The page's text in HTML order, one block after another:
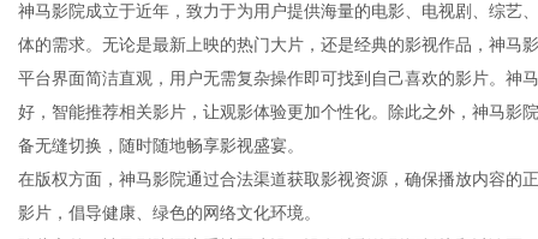
神马影院成立于近年，致力于为用户提供海量的电影、电视剧、综艺
体的需求。无论是最新上映的热门大片，还是经典的影视作品，神马
平台界面简洁直观，用户无需复杂操作即可找到自己喜欢的影片。神
好，智能推荐相关影片，让观影体验更加个性化。除此之外，神马影
备无缝切换，随时随地畅享影视盛宴。
在版权方面，神马影院通过合法渠道获取影视资源，确保播放内容的
影片，倡导健康、绿色的网络文化环境。